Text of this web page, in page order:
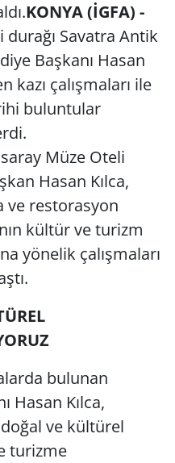
KONYA (İGFA) -
Savatra Antik
Başkanı Hasan
kazı çalışmaları ile
buluntular
Müze Oteli
Hasan Kılca,
ve restorasyon
kültür ve turizm
yönelik çalışmaları
bulunan
Hasan Kılca,
doğal ve kültürel
turizme